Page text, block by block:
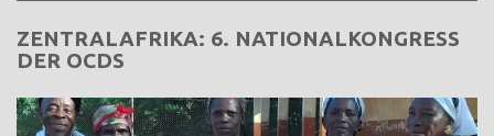
ZENTRALAFRIKA: 6. NATIONALKONGRESS
DER OCDS